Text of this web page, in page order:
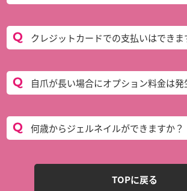
クレジットカードでの支払いはできま
自爪が長い場合にオプション料金は発
何歳からジェルネイルができますか？
TOPに戻る